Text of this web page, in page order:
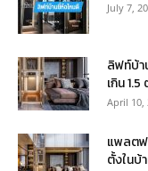
July 7,
ลิฟท์บ้า
เกิน 1.5
April 10,
แพลตฟ
ตั้งในบ้